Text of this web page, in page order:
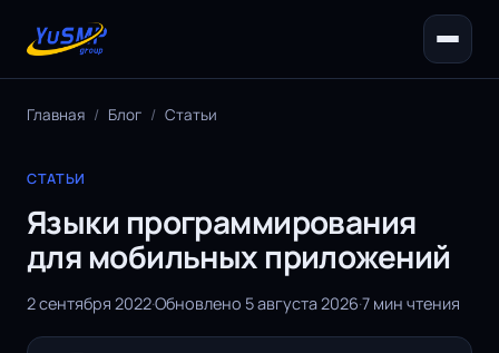
Главная / Блог / Статьи
СТАТЬИ
Языки программирования
для мобильных приложений
2 сентября 2022·Обновлено 5 августа 2026·7 мин чтения